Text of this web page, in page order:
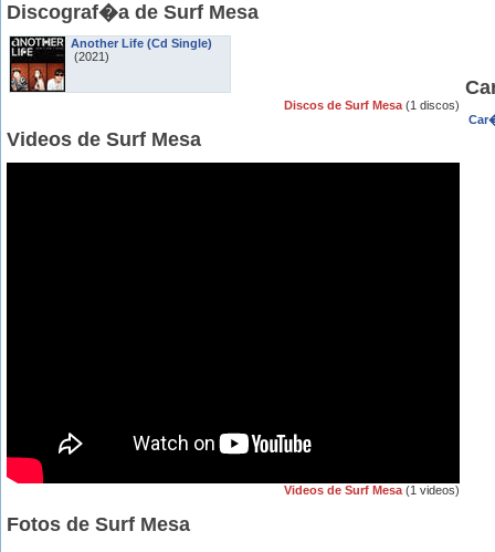
Discograf�a de Surf Mesa
Another Life (Cd Single)
(2021)
Discos de Surf Mesa (1 discos)
Videos de Surf Mesa
Videos de Surf Mesa (1 videos)
Fotos de Surf Mesa